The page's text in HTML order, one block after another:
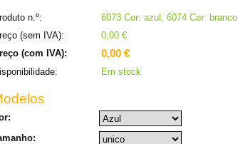
n.º:
6073 Cor: azul, 6074 Cor: branco
(sem IVA):
0,00 €
(com IVA):
0,00 €
Em stock